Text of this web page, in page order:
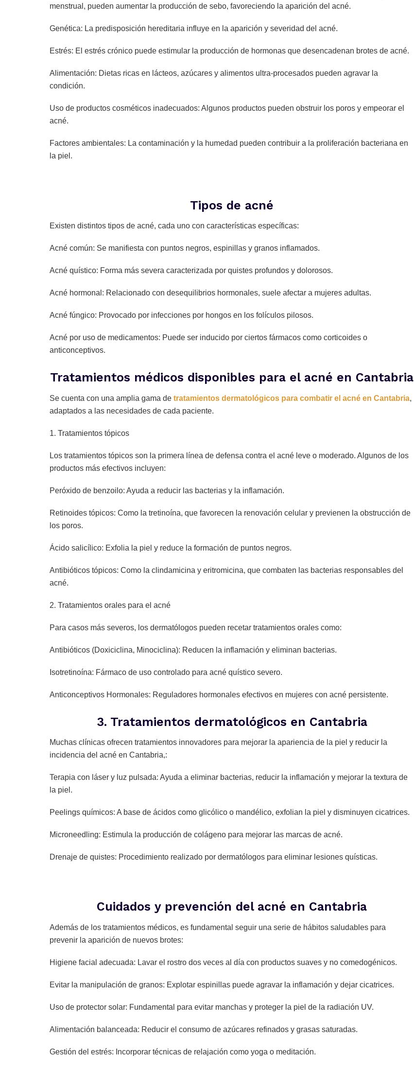
menstrual, pueden aumentar la producción de sebo, favoreciendo la aparición del acné.
Genética: La predisposición hereditaria influye en la aparición y severidad del acné.
Estrés: El estrés crónico puede estimular la producción de hormonas que desencadenan brotes de acné.
Alimentación: Dietas ricas en lácteos, azúcares y alimentos ultra-procesados pueden agravar la
condición.
Uso de productos cosméticos inadecuados: Algunos productos pueden obstruir los poros y empeorar el
acné.
Factores ambientales: La contaminación y la humedad pueden contribuir a la proliferación bacteriana en
la piel.
Tipos de acné
Existen distintos tipos de acné, cada uno con características específicas:
Acné común: Se manifiesta con puntos negros, espinillas y granos inflamados.
Acné quístico: Forma más severa caracterizada por quistes profundos y dolorosos.
Acné hormonal: Relacionado con desequilibrios hormonales, suele afectar a mujeres adultas.
Acné fúngico: Provocado por infecciones por hongos en los folículos pilosos.
Acné por uso de medicamentos: Puede ser inducido por ciertos fármacos como corticoides o
anticonceptivos.
Tratamientos médicos disponibles para el acné en Cantabria
Se cuenta con una amplia gama de tratamientos dermatológicos para combatir el acné en Cantabria,
adaptados a las necesidades de cada paciente.
1. Tratamientos tópicos
Los tratamientos tópicos son la primera línea de defensa contra el acné leve o moderado. Algunos de los
productos más efectivos incluyen:
Peróxido de benzoilo: Ayuda a reducir las bacterias y la inflamación.
Retinoides tópicos: Como la tretinoína, que favorecen la renovación celular y previenen la obstrucción de
los poros.
Ácido salicílico: Exfolia la piel y reduce la formación de puntos negros.
Antibióticos tópicos: Como la clindamicina y eritromicina, que combaten las bacterias responsables del
acné.
2. Tratamientos orales para el acné
Para casos más severos, los dermatólogos pueden recetar tratamientos orales como:
Antibióticos (Doxiciclina, Minociclina): Reducen la inflamación y eliminan bacterias.
Isotretinoína: Fármaco de uso controlado para acné quístico severo.
Anticonceptivos Hormonales: Reguladores hormonales efectivos en mujeres con acné persistente.
3. Tratamientos dermatológicos en Cantabria
Muchas clínicas ofrecen tratamientos innovadores para mejorar la apariencia de la piel y reducir la
incidencia del acné en Cantabria,:
Terapia con láser y luz pulsada: Ayuda a eliminar bacterias, reducir la inflamación y mejorar la textura de
la piel.
Peelings químicos: A base de ácidos como glicólico o mandélico, exfolian la piel y disminuyen cicatrices.
Microneedling: Estimula la producción de colágeno para mejorar las marcas de acné.
Drenaje de quistes: Procedimiento realizado por dermatólogos para eliminar lesiones quísticas.
Cuidados y prevención del acné en Cantabria
Además de los tratamientos médicos, es fundamental seguir una serie de hábitos saludables para
prevenir la aparición de nuevos brotes:
Higiene facial adecuada: Lavar el rostro dos veces al día con productos suaves y no comedogénicos.
Evitar la manipulación de granos: Explotar espinillas puede agravar la inflamación y dejar cicatrices.
Uso de protector solar: Fundamental para evitar manchas y proteger la piel de la radiación UV.
Alimentación balanceada: Reducir el consumo de azúcares refinados y grasas saturadas.
Gestión del estrés: Incorporar técnicas de relajación como yoga o meditación.